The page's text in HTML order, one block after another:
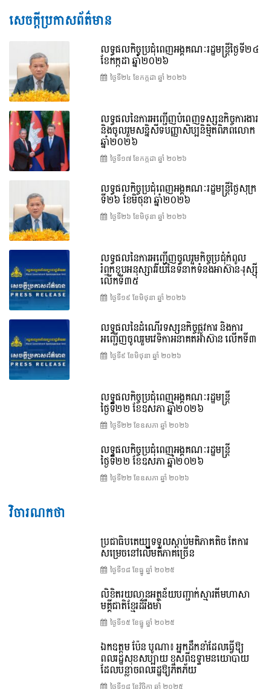
សេចក្តីប្រកាសព័ត៌មាន
លទ្ធផលកិច្ចប្រជុំពេញអង្គគណៈរដ្ឋមន្រ្តីថ្ងៃទី២៤
ខែកក្កដា ឆ្នាំ២០២៦
ថ្ងៃទី២៤ ខែ​កក្កដា ឆ្នាំ ២០២៦
លទ្ធផលនៃការអញ្ជើញបំពេញទស្សនកិច្ចការងារ
និងចូលរួមសន្និសីទបញ្ញាសិប្បនិម្មិតពិភពលោក
ឆ្នាំ២០២៦
ថ្ងៃទី១៧ ខែ​កក្កដា ឆ្នាំ ២០២៦
លទ្ធផលកិច្ចប្រជុំពេញអង្គគណៈរដ្ឋមន្រ្តីថ្ងៃសុក្រ
ទី២៦ ខែមិថុនា ឆ្នាំ២០២៦
ថ្ងៃទី២៦ ខែ​មិថុនា ឆ្នាំ ២០២៦
លទ្ធផលនៃការអញ្ជើញចូលរួមកិច្ចប្រជុំកំពូល
រំឭកខួបអនុស្សាវរីយ៍នៃទំនាក់ទំនងអាស៊ាន-រុស្ស៊ី
លើកទី៣៥
ថ្ងៃទី១៩ ខែ​មិថុនា ឆ្នាំ ២០២៦
លទ្ធផលនៃដំណើរទស្សនកិច្ចផ្លូវការ និងការ
អញ្ជើញចូលរួមវេទិកាអនាគតអាស៊ាន លើកទី៣
ថ្ងៃទី៩ ខែ​មិថុនា ឆ្នាំ ២០២៦
លទ្ធផលកិច្ចប្រជុំពេញអង្គគណៈរដ្ឋមន្ត្រី
ថ្ងៃទី២២ ខែឧសភា ឆ្នាំ២០២៦
ថ្ងៃទី២២ ខែ​ឧសភា ឆ្នាំ ២០២៦
លទ្ធផលកិច្ចប្រជុំពេញអង្គគណៈរដ្ឋមន្រ្តី
ថ្ងៃទី២២ ខែឧសភា ឆ្នាំ២០២៦
ថ្ងៃទី២២ ខែ​ឧសភា ឆ្នាំ ២០២៦
វិចារណកថា
ប្រជាធិបតេយ្យទទួលស្តាប់មតិភាគតិច តែការ
សម្រេចនៅលើមតិភាគច្រើន
ថ្ងៃទី១៨ ខែ​ធ្នូ ឆ្នាំ ២០២៥
លិខិតរយលានអត្ថន័យបញ្ជាក់ស្មារតីមហាសា
មគ្គីជាតិខ្មែរដ៏រឹងមាំ
ថ្ងៃទី១៥ ខែ​ធ្នូ ឆ្នាំ ២០២៥
ឯកឧត្តម ប៉ែន បូណា៖ អ្នកដឹកនាំដែលធ្វើឱ្យ
ពលរដ្ឋសុខសប្បាយ ខុសពីឧទ្ទាមនយោបាយ
ដែលបន្លាចពលរដ្ឋឱ្យភិតភ័យ
ថ្ងៃទី១៨ ខែ​វិច្ឆិកា ឆ្នាំ ២០២៥